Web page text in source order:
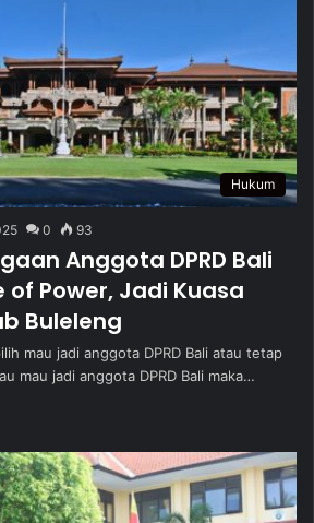
Hukum
0 93
Anggota DPRD Bali
of Power, Jadi Kuasa
Buleleng
mau jadi anggota DPRD Bali atau tetap
mau jadi anggota DPRD Bali maka…